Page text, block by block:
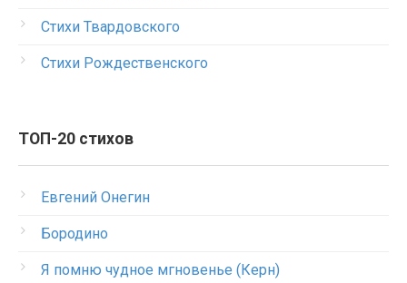
Стихи Твардовского
Стихи Рождественского
ТОП-20 стихов
Евгений Онегин
Бородино
Я помню чудное мгновенье (Керн)